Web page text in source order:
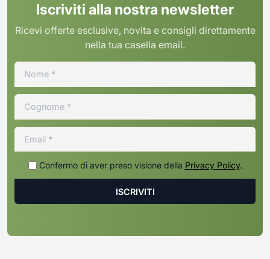
Iscriviti alla nostra newsletter
Ricevi offerte esclusive, novita e consigli direttamente
nella tua casella email.
Confermo di aver preso visione della Privacy Policy.